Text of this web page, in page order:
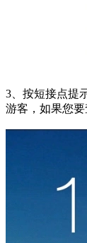
3、按短接点提
游客，如果您